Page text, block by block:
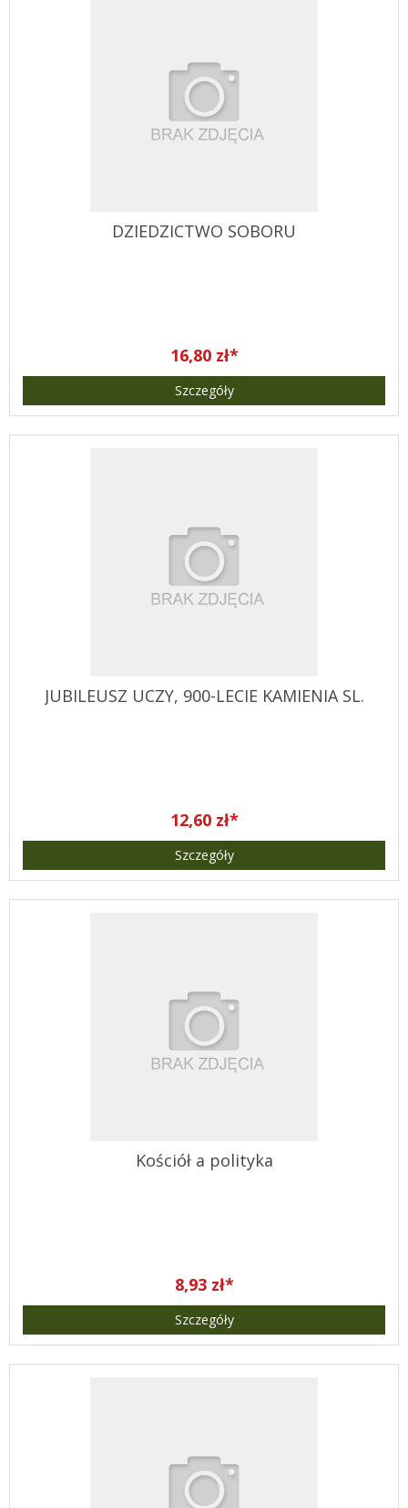
DZIEDZICTWO SOBORU
16,80 zł*
Szczegóły
JUBILEUSZ UCZY, 900-LECIE KAMIENIA SL.
12,60 zł*
Szczegóły
Kościół a polityka
8,93 zł*
Szczegóły